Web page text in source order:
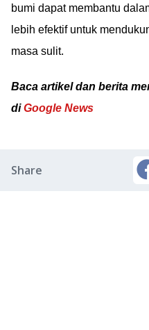
bumi dapat membantu
lebih efektif untuk
masa sulit.
Baca artikel dan berita
diGoogle News
Share